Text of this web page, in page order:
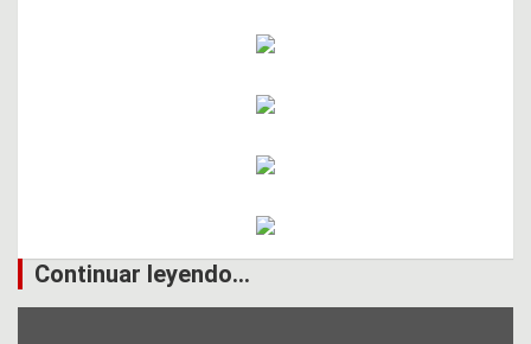
Continuar leyendo...